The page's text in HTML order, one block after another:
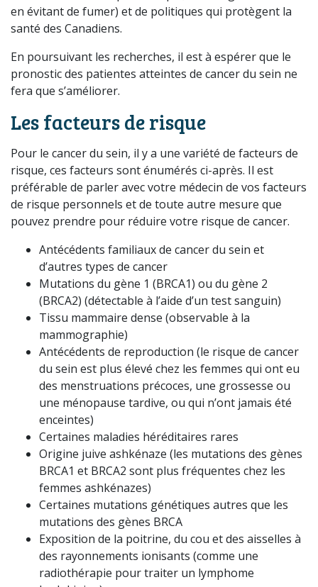
en évitant de fumer) et de politiques qui protègent la
santé des Canadiens.
En poursuivant les recherches, il est à espérer que le
pronostic des patientes atteintes de cancer du sein ne
fera que s’améliorer.
Les facteurs de risque
Pour le cancer du sein, il y a une variété de facteurs de
risque, ces facteurs sont énumérés ci-après. Il est
préférable de parler avec votre médecin de vos facteurs
de risque personnels et de toute autre mesure que
pouvez prendre pour réduire votre risque de cancer.
Antécédents familiaux de cancer du sein et
d’autres types de cancer
Mutations du gène 1 (BRCA1) ou du gène 2
(BRCA2) (détectable à l’aide d’un test sanguin)
Tissu mammaire dense (observable à la
mammographie)
Antécédents de reproduction (le risque de cancer
du sein est plus élevé chez les femmes qui ont eu
des menstruations précoces, une grossesse ou
une ménopause tardive, ou qui n’ont jamais été
enceintes)
Certaines maladies héréditaires rares
Origine juive ashkénaze (les mutations des gènes
BRCA1 et BRCA2 sont plus fréquentes chez les
femmes ashkénazes)
Certaines mutations génétiques autres que les
mutations des gènes BRCA
Exposition de la poitrine, du cou et des aisselles à
des rayonnements ionisants (comme une
radiothérapie pour traiter un lymphome